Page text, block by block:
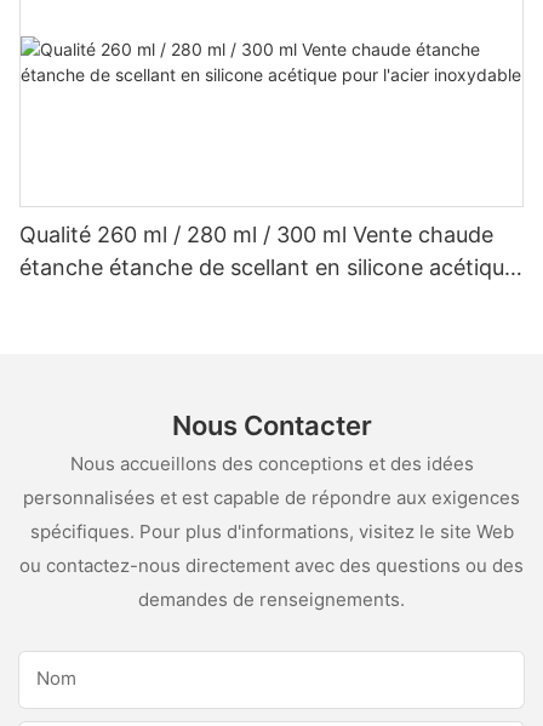
Qualité 260 ml / 280 ml / 300 ml Vente chaude
étanche étanche de scellant en silicone acétique
Nous Contacter
Nous accueillons des conceptions et des idées
personnalisées et est capable de répondre aux exigences
spécifiques. Pour plus d'informations, visitez le site Web
ou contactez-nous directement avec des questions ou des
demandes de renseignements.
Nom